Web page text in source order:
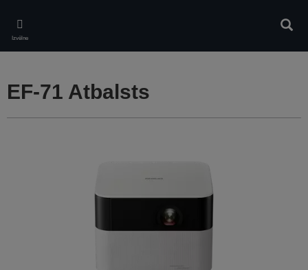
main
content
Izvēlne
EF-71 Atbalsts